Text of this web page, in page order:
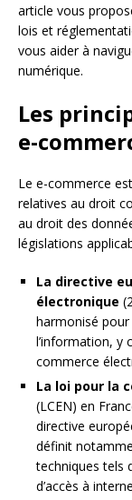
article vous
lois et
vous aider à
numérique.
Les
e-
Le e-commerce
relatives au droit
au droit des
législations
La directive
électronique
harmonisé
l’information, y
commerce
La loi pour la
(LCEN) en
directive
définit
techniques tels
d’accès à